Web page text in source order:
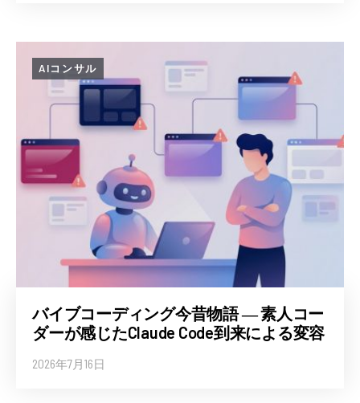
AIコンサル
バイブコーディング今昔物語 ― 素人コー
ダーが感じたClaude Code到来による変容
2026年7月16日